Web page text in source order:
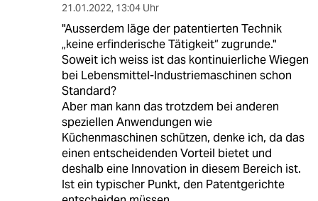
21.01.2022, 13:04 Uhr
"Ausserdem läge der patentierten Technik
„keine erfinderische Tätigkeit“ zugrunde."
Soweit ich weiss ist das kontinuierliche Wiegen
bei Lebensmittel-Industriemaschinen schon
Standard?
Aber man kann das trotzdem bei anderen
speziellen Anwendungen wie
Küchenmaschinen schützen, denke ich, da das
einen entscheidenden Vorteil bietet und
deshalb eine Innovation in diesem Bereich ist.
Ist ein typischer Punkt, den Patentgerichte